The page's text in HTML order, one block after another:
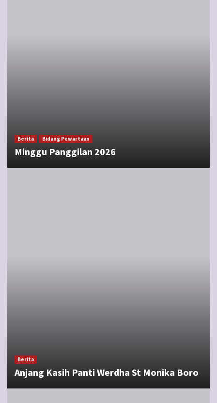
Berita Bidang Pewartaan
Minggu Panggilan 2026
Berita
Anjang Kasih Panti Werdha St Monika Boro